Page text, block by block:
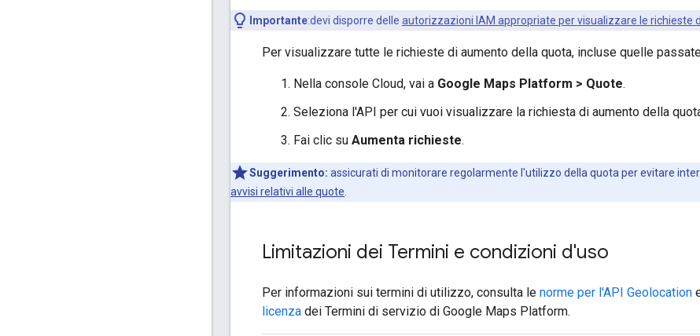
Importante:devi disporre delle autorizzazioni IAM appropriate per visualizzare le richieste
Per visualizzare tutte le richieste di aumento della quota, incluse quelle
Nella console Cloud, vai a Google Maps Platform > Quote.
Seleziona l'API per cui vuoi visualizzare la richiesta di aumento della
Fai clic su Aumenta richieste.
Suggerimento: assicurati di monitorare regolarmente l'utilizzo della quota per evitare
avvisi relativi alle quote
Limitazioni dei Termini e condizioni d'uso
Per informazioni sui termini di utilizzo, consulta le norme per l'API Geolocation
licenza dei Termini di servizio di Google Maps Platform.